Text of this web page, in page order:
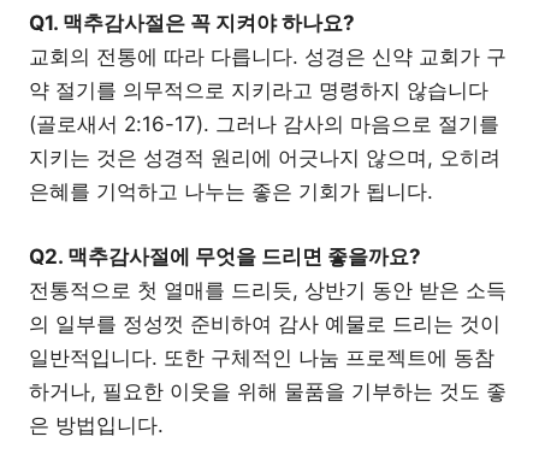
Q1. 맥추감사절은 꼭 지켜야 하나요?
교회의 전통에 따라 다릅니다. 성경은 신약 교회가 구
약 절기를 의무적으로 지키라고 명령하지 않습니다
(골로새서 2:16-17). 그러나 감사의 마음으로 절기를
지키는 것은 성경적 원리에 어긋나지 않으며, 오히려
은혜를 기억하고 나누는 좋은 기회가 됩니다.
Q2. 맥추감사절에 무엇을 드리면 좋을까요?
전통적으로 첫 열매를 드리듯, 상반기 동안 받은 소득
의 일부를 정성껏 준비하여 감사 예물로 드리는 것이
일반적입니다. 또한 구체적인 나눔 프로젝트에 동참
하거나, 필요한 이웃을 위해 물품을 기부하는 것도 좋
은 방법입니다.